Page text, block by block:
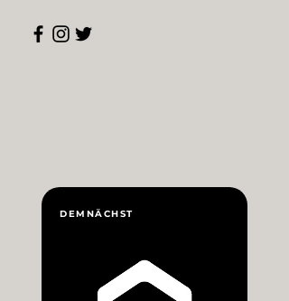
DEMNÄCHST